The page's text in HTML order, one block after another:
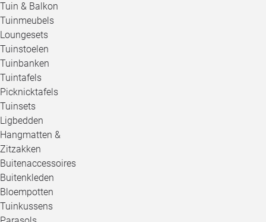
Tuin & Balkon
Tuinmeubels
Loungesets
Tuinstoelen
Tuinbanken
Tuintafels
Picknicktafels
Tuinsets
Ligbedden
Hangmatten &
Zitzakken
Buitenaccessoires
Buitenkleden
Bloempotten
Tuinkussens